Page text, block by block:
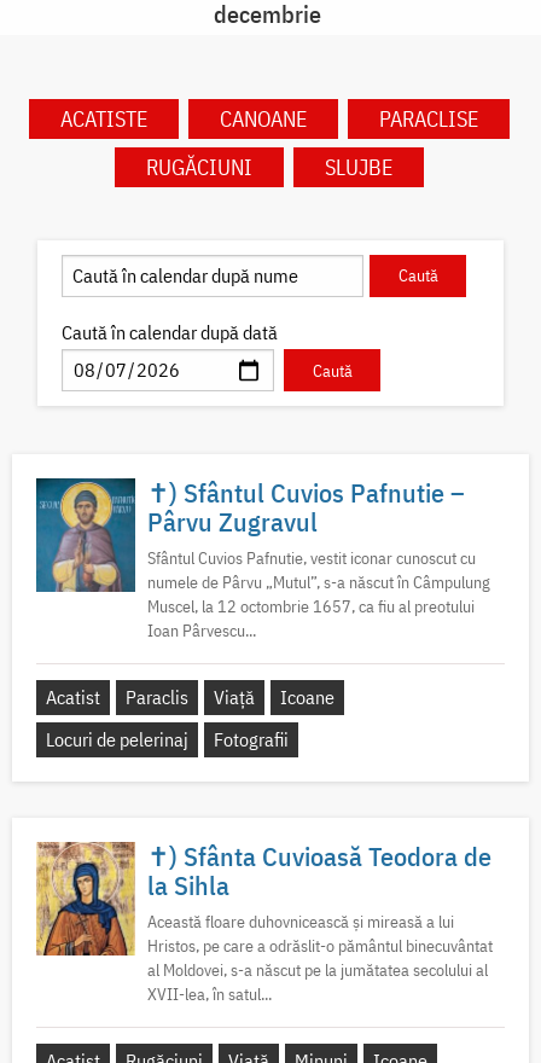
decembrie
ACATISTE CANOANE
PARACLISE
RUGĂCIUNI
SLUJBE
Caută în calendar după dată
✝) Sfântul Cuvios Pafnutie –
Pârvu Zugravul
Sfântul Cuvios Pafnutie, vestit iconar cunoscut cu
numele de Pârvu „Mutul”, s-a născut în Câmpulung
Muscel, la 12 octombrie 1657, ca fiu al preotului
Ioan Pârvescu...
Acatist Paraclis Viață
Icoane
Locuri de pelerinaj
Fotografii
✝) Sfânta Cuvioasă Teodora de
la Sihla
Această floare duhovnicească și mireasă a lui
Hristos, pe care a odrăslit-o pământul binecuvântat
al Moldovei, s-a născut pe la jumătatea secolului al
XVII-lea, în satul...